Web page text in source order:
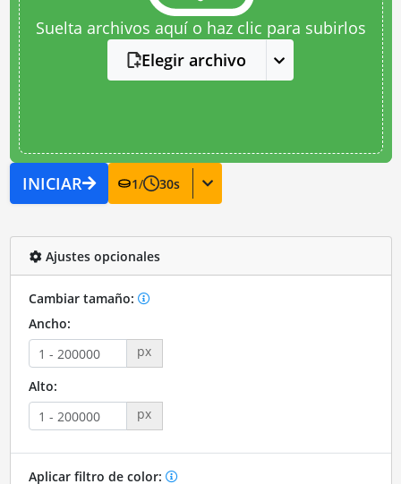
Suelta archivos aquí o haz clic para subirlos
Elegir archivo
INICIAR 1/ 30s
Ajustes opcionales
Cambiar tamaño:
Ancho:
px
Alto:
px
Aplicar filtro de color: